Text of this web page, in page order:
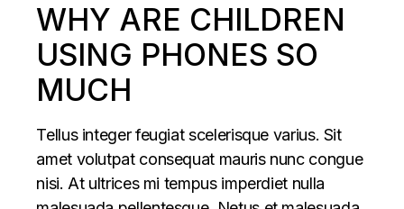
WHY ARE CHILDREN
USING PHONES SO
MUCH
Tellus integer feugiat scelerisque varius. Sit
amet volutpat consequat mauris nunc congue
nisi. At ultrices mi tempus imperdiet nulla